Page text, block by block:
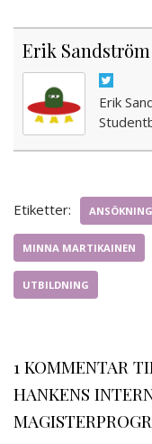
Erik Sandström
Erik
Etiketter: ANSÖKNING
MINNA MARTIKAINEN
UTBILDNING
1 KOMMENTAR
HANKENS